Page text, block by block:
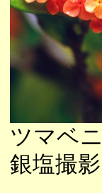
ツマベ
銀塩撮影